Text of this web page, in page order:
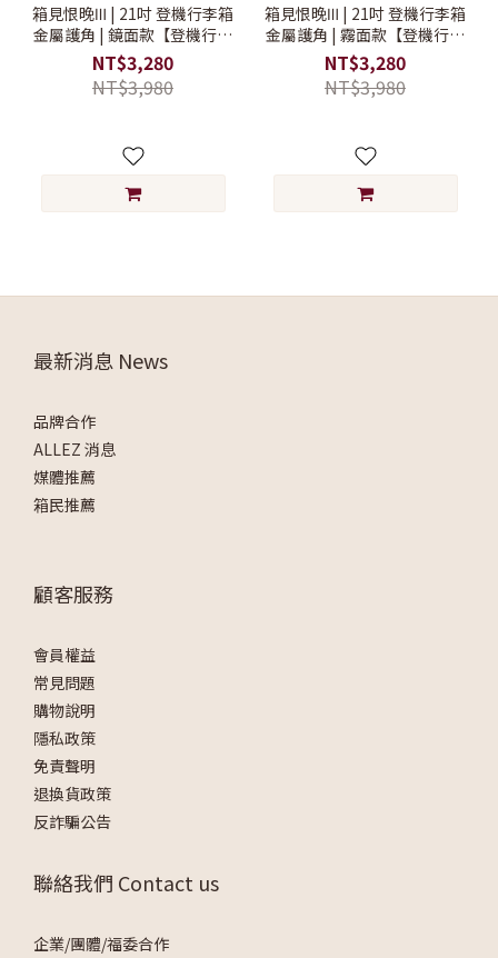
箱見恨晚Ⅲ | 21吋 登機行李箱
金屬護角 | 鏡面款【登機行李
箱/旅行箱/硬殼行李箱】
NT$3,280
NT$3,980
箱見恨晚Ⅲ | 21吋 登機行李箱
金屬護角 | 霧面款【登機行李
箱/旅行箱/硬殼行李箱】
NT$3,280
NT$3,980
最新消息 News
品牌合作
ALLEZ 消息
媒體推薦
箱民推薦
顧客服務
會員權益
常見問題
購物說明
隱私政策
免責聲明
退換貨政策
反詐騙公告
聯絡我們 Contact us
企業/團體/福委合作